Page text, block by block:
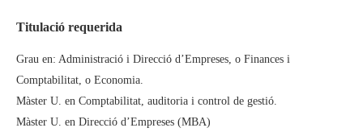
Titulació requerida
Grau en: Administració i Direcció d’Empreses, o Finances i
Comptabilitat, o Economia.
Màster U. en Comptabilitat, auditoria i control de gestió.
Màster U. en Direcció d’Empreses (MBA)